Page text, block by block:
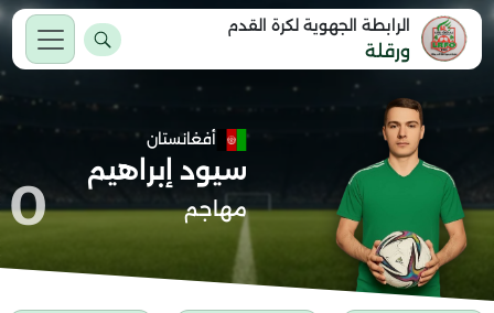
الرابطة الجهوية لكرة القدم
ورقلة
أفغانستان
سيود إبراهيم
مهاجم 0